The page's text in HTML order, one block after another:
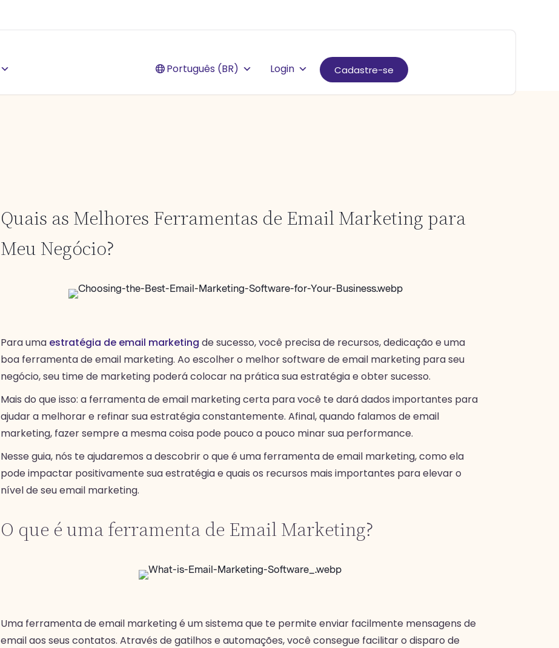
Cadastre-se
Login
Português (BR)
Quais as Melhores Ferramentas de Email Marketing para
Meu Negócio?
Para uma estratégia de email marketing de sucesso, você precisa de recursos, dedicação e uma
boa ferramenta de email marketing. Ao escolher o melhor software de email marketing para seu
negócio, seu time de marketing poderá colocar na prática sua estratégia e obter sucesso.
Mais do que isso: a ferramenta de email marketing certa para você te dará dados importantes para
ajudar a melhorar e refinar sua estratégia constantemente. Afinal, quando falamos de email
marketing, fazer sempre a mesma coisa pode pouco a pouco minar sua performance.
Nesse guia, nós te ajudaremos a descobrir o que é uma ferramenta de email marketing, como ela
pode impactar positivamente sua estratégia e quais os recursos mais importantes para elevar o
nível de seu email marketing.
O que é uma ferramenta de Email Marketing?
Uma ferramenta de email marketing é um sistema que te permite enviar facilmente mensagens de
email aos seus contatos. Através de gatilhos e automações, você consegue facilitar o disparo de